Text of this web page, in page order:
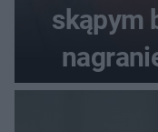
skąpym